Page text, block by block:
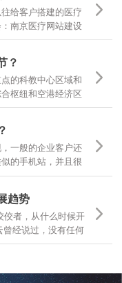
给客户搭建的医疗
南京医疗网站建设
有的做医疗咨询，
？
的科教中心区域和
枢纽和空港经济区
，航空、港口、铁
一般的企业客户还
的手机站，并且很
发小程序，是因为
趋势
佼者，从什么时候开
经说过，没有任何
可见互联网行业的